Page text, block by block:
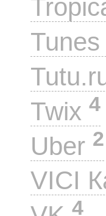
Tunes
Twix 4
Uber 2
VICI
4